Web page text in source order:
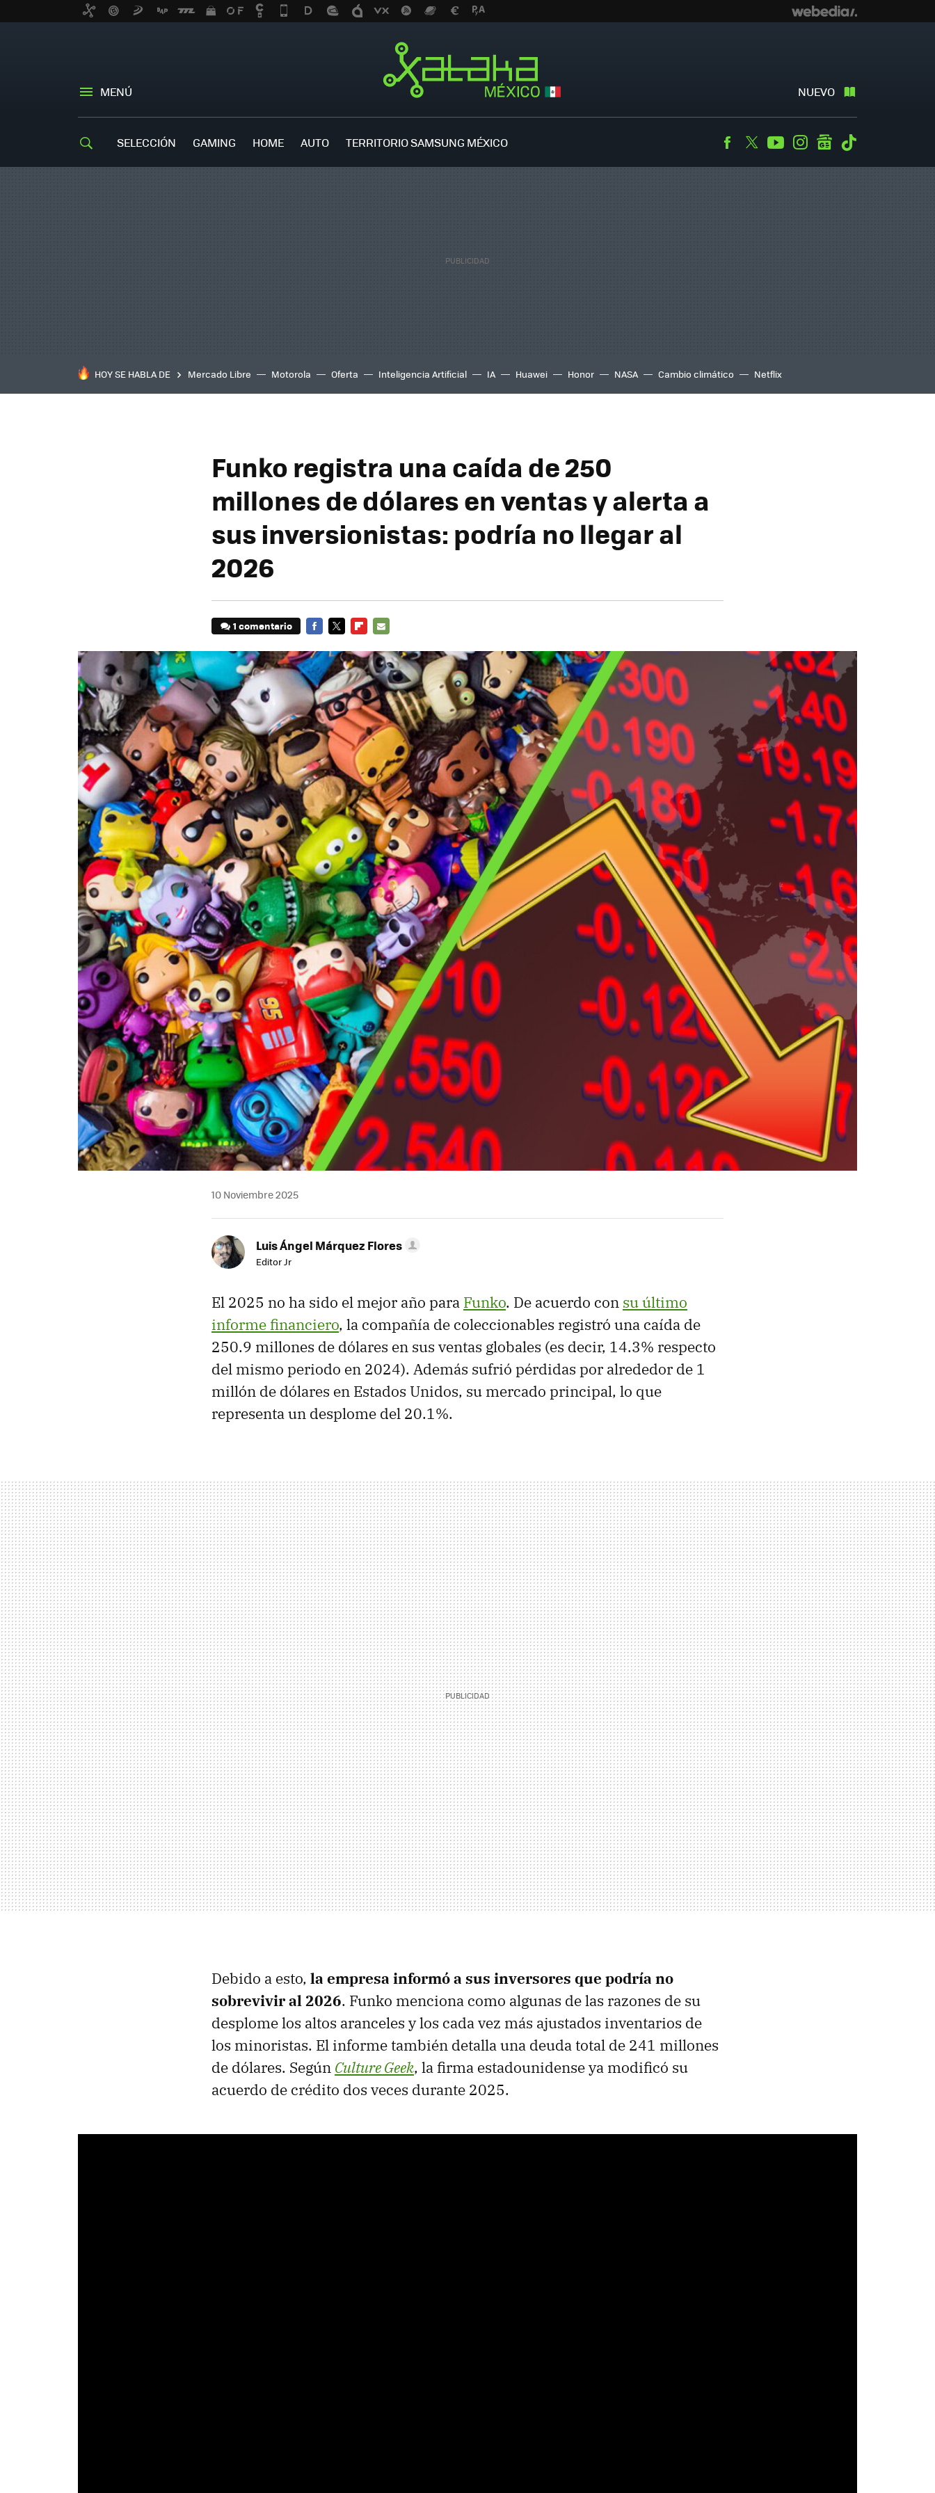
MENÚ NUEVO
SELECCIÓN GAMING HOME AUTO TERRITORIO SAMSUNG MÉXICO Facebook
TwitterYoutubeInstagramgooglenews
HOY SE HABLA DE Mercado Libre Motorola Oferta Inteligencia Artificial IA Huawei Honor NASA Cambio climático Netflix
Funko registra una caída de 250
millones de dólares en ventas y alerta a
sus inversionistas: podría no llegar al
2026
1 comentario
MAIL
10 Noviembre 2025
Luis Ángel Márquez Flores
Editor Jr
El 2025 no ha sido el mejor año para Funko. De acuerdo con su último
informe financiero, la compañía de coleccionables registró una caída de
250.9 millones de dólares en sus ventas globales (es decir, 14.3% respecto
del mismo periodo en 2024). Además sufrió pérdidas por alrededor de 1
millón de dólares en Estados Unidos, su mercado principal, lo que
representa un desplome del 20.1%.
Debido a esto, la empresa informó a sus inversores que podría no
sobrevivir al 2026. Funko menciona como algunas de las razones de su
desplome los altos aranceles y los cada vez más ajustados inventarios de
los minoristas. El informe también detalla una deuda total de 241 millones
de dólares. Según Culture Geek, la firma estadounidense ya modificó su
acuerdo de crédito dos veces durante 2025.